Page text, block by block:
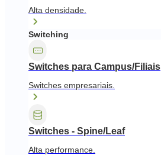
Alta densidade.
Switching
Switches para Campus/Filiais
Switches empresariais.
Switches - Spine/Leaf
Alta performance.